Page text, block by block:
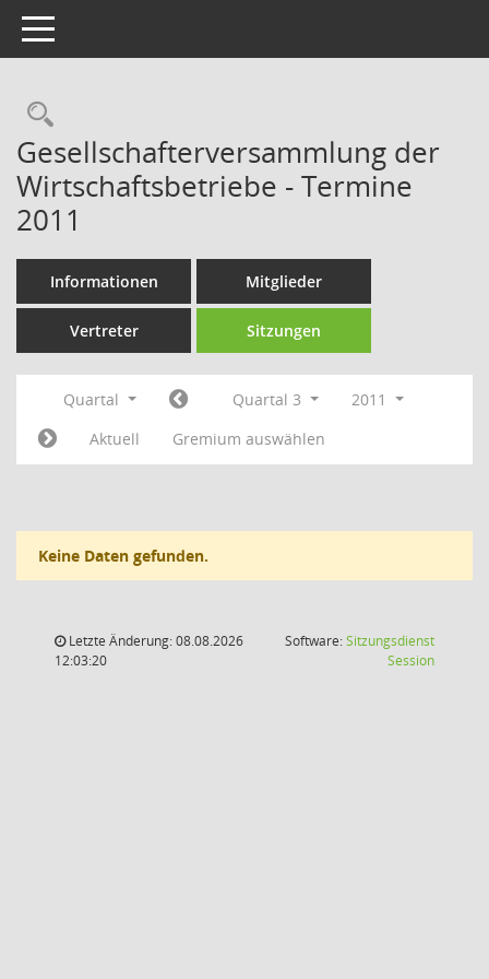
Toggle navigation
Rechercheauswahl
Gesellschafterversammlung der
Wirtschaftsbetriebe - Termine
2011
Informationen Mitglieder
Vertreter Sitzungen
Quartal Quartal 3
2011
Aktuell
Gremium auswählen
Keine Daten gefunden.
Letzte Änderung: 08.08.2026
12:03:20
Software:Sitzungsdienst
Session(Wird in